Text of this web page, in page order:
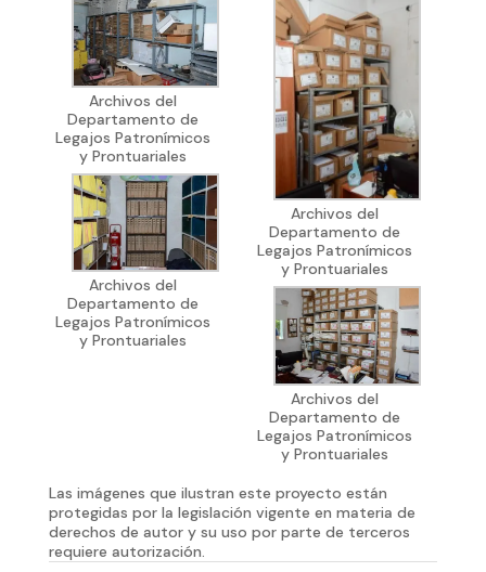
Archivos del
Departamento de
Legajos Patronímicos
y Prontuariales
Archivos del
Departamento de
Legajos Patronímicos
y Prontuariales
Archivos del
Departamento de
Legajos Patronímicos
y Prontuariales
Archivos del
Departamento de
Legajos Patronímicos
y Prontuariales
Las imágenes que ilustran este proyecto están
protegidas por la legislación vigente en materia de
derechos de autor y su uso por parte de terceros
requiere autorización.